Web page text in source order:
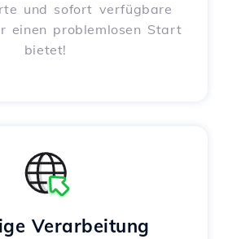
und sofort verfügbare
einen problemlosen Start
bietet!
Verarbeitung